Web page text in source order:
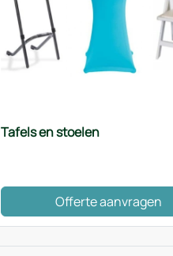
Tafels en stoelen
Offerte aanvragen